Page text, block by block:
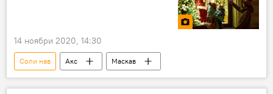
14 ноябри 2020, 14:30
Соли нав Акс Маскав